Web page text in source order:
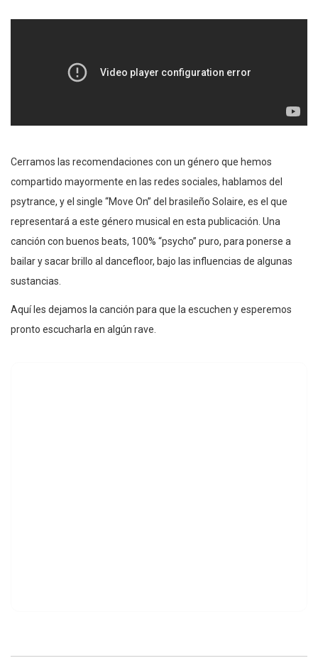
Cerramos las recomendaciones con un género que hemos
compartido mayormente en las redes sociales, hablamos del
psytrance, y el single “Move On” del brasileño Solaire, es el que
representará a este género musical en esta publicación. Una
canción con buenos beats, 100% “psycho” puro, para ponerse a
bailar y sacar brillo al dancefloor, bajo las influencias de algunas
sustancias.
Aquí les dejamos la canción para que la escuchen y esperemos
pronto escucharla en algún rave.